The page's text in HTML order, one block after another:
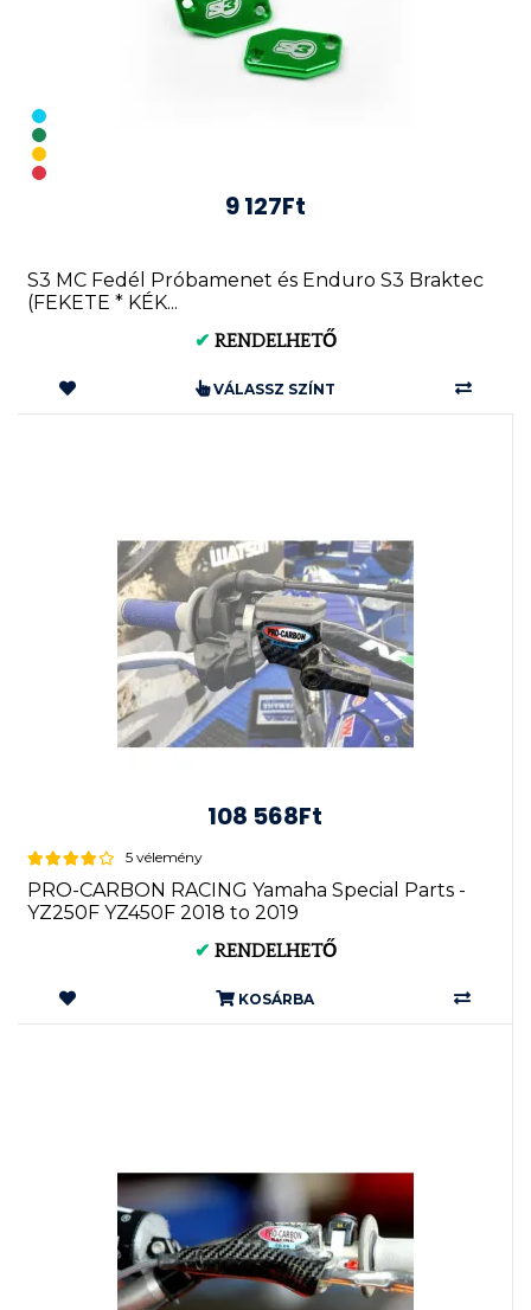
9 127Ft
S3 MC Fedél Próbamenet és Enduro S3 Braktec
(FEKETE * KÉK...
✔ RENDELHETŐ
VÁLASSZ SZÍNT
108 568Ft
5 vélemény
PRO-CARBON RACING Yamaha Special Parts -
YZ250F YZ450F 2018 to 2019
✔ RENDELHETŐ
KOSÁRBA